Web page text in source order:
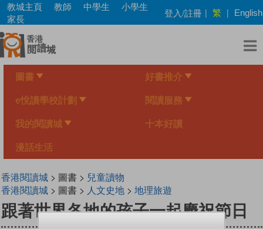
Skip
main
content
教城主頁 教師 中學生
小學生
家長
登入/註冊 | 繁 | English
圖書 好書推介
e悅讀學校計劃 閱讀服務
我的閱讀城 十本好讀
漫話生活
香港閱讀城> 圖書 > 兒童讀物
香港閱讀城> 圖書 > 人文史地> 地理旅遊
跟著世界各地的孩子一起慶祝節日